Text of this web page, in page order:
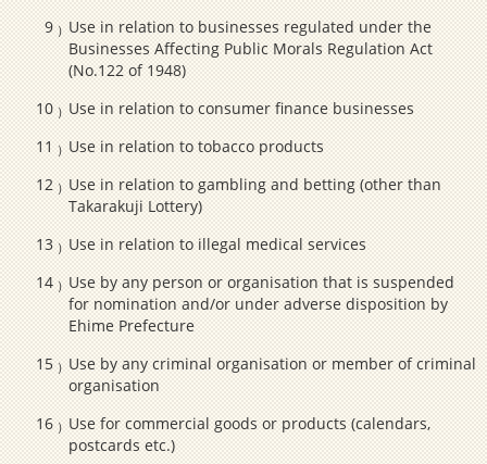
Use in relation to businesses regulated under the
Businesses Affecting Public Morals Regulation Act
(No.122 of 1948)
Use in relation to consumer finance businesses
Use in relation to tobacco products
Use in relation to gambling and betting (other than
Takarakuji Lottery)
Use in relation to illegal medical services
Use by any person or organisation that is suspended
for nomination and/or under adverse disposition by
Ehime Prefecture
Use by any criminal organisation or member of criminal
organisation
Use for commercial goods or products (calendars,
postcards etc.)